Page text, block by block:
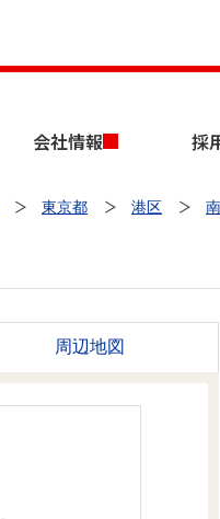
会社情報 採
新築・中古
店舗のご案内（名古屋）
会社概要
キャリア採用情報
東京都 港区
周辺地図